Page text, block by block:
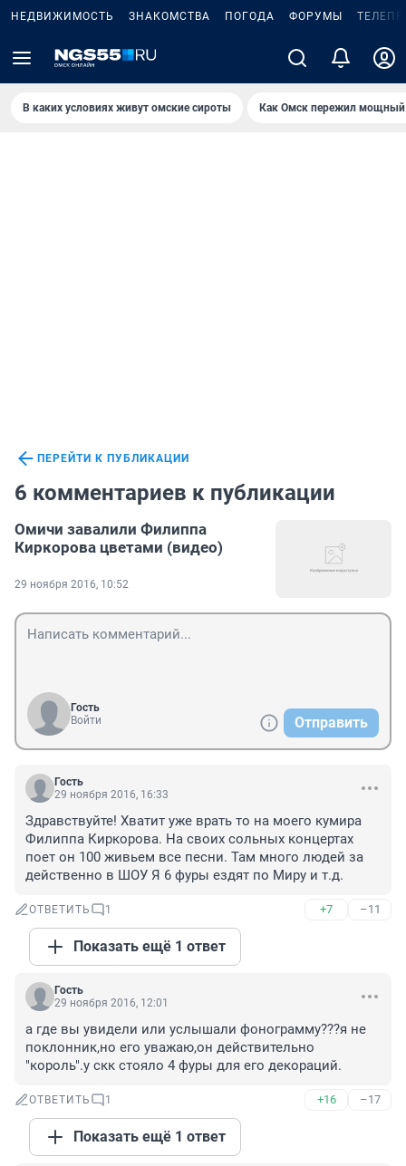
НЕДВИЖИМОСТЬ ЗНАКОМСТВА ПОГОДА ФОРУМЫ
В каких условиях живут омские сироты Как Омск пережил мощный
ПЕРЕЙТИ К ПУБЛИКАЦИИ
6 комментариев к публикации
Омичи завалили Филиппа
Киркорова цветами (видео)
29 ноября 2016, 10:52
Гость
Войти
Отправить
Гость
29 ноября 2016, 16:33
Здравствуйте! Хватит уже врать то на моего кумира
Филиппа Киркорова. На своих сольных концертах
поет он 100 живьем все песни. Там много людей за
действенно в ШОУ Я 6 фуры ездят по Миру и т.д.
ОТВЕТИТЬ 1 +7 –11
Показать ещё 1 ответ
Гость
29 ноября 2016, 12:01
а где вы увидели или услышали фонограмму???я не
поклонник,но его уважаю,он действительно
"король".у скк стояло 4 фуры для его декораций.
ОТВЕТИТЬ 1 +16 –17
Показать ещё 1 ответ